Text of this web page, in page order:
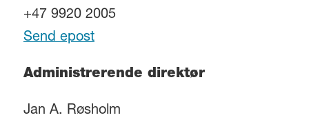
+47 9920 2005
Send epost
Administrerende direktør
Jan A. Røsholm